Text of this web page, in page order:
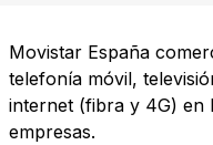
Movistar España
telefonía móvil,
internet (fibra y 4G) en
empresas.